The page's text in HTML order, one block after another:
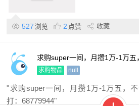
527 浏览 2 点赞 收藏
求购super一间，月攒1万-1万五
标
求购物品 null
"求购super一间，月攒1万-1万五，
打：68779944"